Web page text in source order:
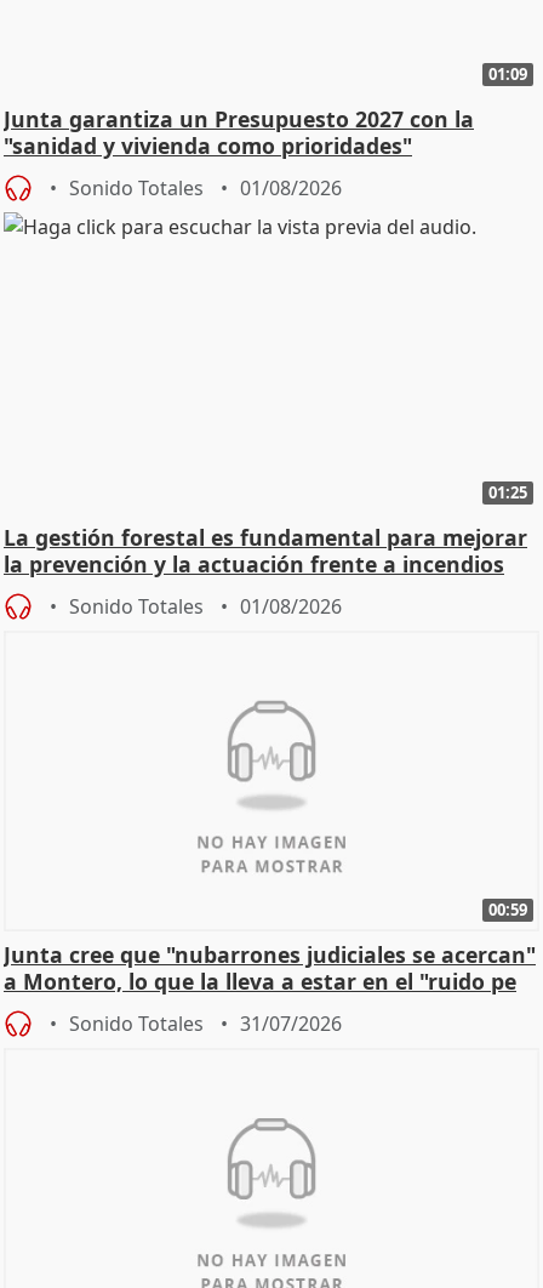
01:09
Junta garantiza un Presupuesto 2027 con la
"sanidad y vivienda como prioridades"
Sonido Totales 01/08/2026
01:25
La gestión forestal es fundamental para mejorar
la prevención y la actuación frente a incendios
Sonido Totales 01/08/2026
00:59
Junta cree que "nubarrones judiciales se acercan"
a Montero, lo que la lleva a estar en el "ruido pe
Sonido Totales 31/07/2026